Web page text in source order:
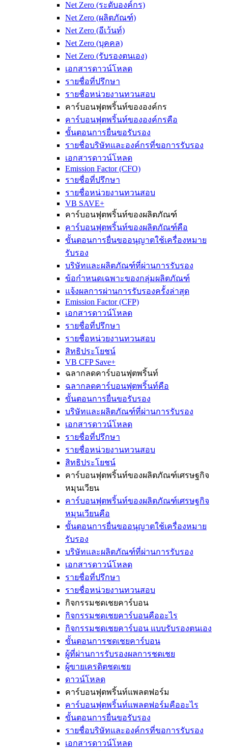
Net Zero (ระดับองค์กร)
Net Zero (ผลิตภัณฑ์)
Net Zero (อีเว้นท์)
Net Zero (บุคคล)
Net Zero (รับรองตนเอง)
เอกสารดาวน์โหลด
รายชื่อที่ปรึกษา
รายชื่อหน่วยงานทวนสอบ
คาร์บอนฟุตพริ้นท์ขององค์กร
คาร์บอนฟุตพริ้นท์ขององค์กรคือ
ขั้นตอนการยื่นขอรับรอง
รายชื่อบริษัทและองค์กรที่ขอการรับรอง
เอกสารดาวน์โหลด
Emission Factor (CFO)
รายชื่อที่ปรึกษา
รายชื่อหน่วยงานทวนสอบ
VB SAVE+
คาร์บอนฟุตพริ้นท์ของผลิตภัณฑ์
คาร์บอนฟุตพริ้นท์ของผลิตภัณฑ์คือ
ขั้นตอนการยื่นขออนุญาตใช้เครื่องหมาย
รับรอง
บริษัทและผลิตภัณฑ์ที่ผ่านการรับรอง
ข้อกำหนดเฉพาะของกลุ่มผลิตภัณฑ์
แจ้งผลการผ่านการรับรองครั้งล่าสุด
Emission Factor (CFP)
เอกสารดาวน์โหลด
รายชื่อที่ปรึกษา
รายชื่อหน่วยงานทวนสอบ
สิทธิประโยชน์
VB CFP Save+
ฉลากลดคาร์บอนฟุตพริ้นท์
ฉลากลดคาร์บอนฟุตพริ้นท์คือ
ขั้นตอนการยื่นขอรับรอง
บริษัทและผลิตภัณฑ์ที่ผ่านการรับรอง
เอกสารดาวน์โหลด
รายชื่อที่ปรึกษา
รายชื่อหน่วยงานทวนสอบ
สิทธิประโยชน์
คาร์บอนฟุตพริ้นท์ของผลิตภัณฑ์เศรษฐกิจ
หมุนเวียน
คาร์บอนฟุตพริ้นท์ของผลิตภัณฑ์เศรษฐกิจ
หมุนเวียนคือ
ขั้นตอนการยื่นขออนุญาตใช้เครื่องหมาย
รับรอง
บริษัทและผลิตภัณฑ์ที่ผ่านการรับรอง
เอกสารดาวน์โหลด
รายชื่อที่ปรึกษา
รายชื่อหน่วยงานทวนสอบ
กิจกรรมชดเชยคาร์บอน
กิจกรรมชดเชยคาร์บอนคืออะไร
กิจกรรมชดเชยคาร์บอน แบบรับรองตนเอง
ขั้นตอนการชดเชยคาร์บอน
ผู้ที่ผ่านการรับรองผลการชดเชย
ผู้ขายเครดิตชดเชย
ดาวน์โหลด
คาร์บอนฟุตพริ้นท์แพลตฟอร์ม
คาร์บอนฟุตพริ้นท์แพลตฟอร์มคืออะไร
ขั้นตอนการยื่นขอรับรอง
รายชื่อบริษัทและองค์กรที่ขอการรับรอง
เอกสารดาวน์โหลด